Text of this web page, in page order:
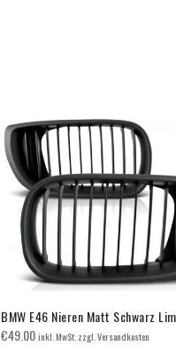
BMW E46 Nieren Matt Schwarz
€49.00inkl. MwSt. zzgl. Versandkosten